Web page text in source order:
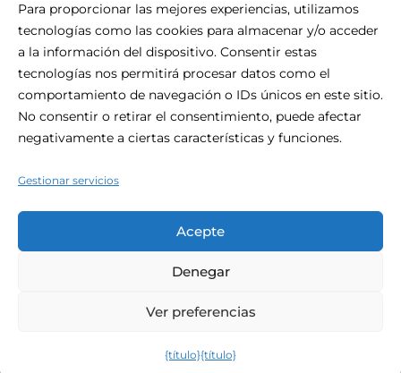
Para proporcionar las mejores experiencias, utilizamos
tecnologías como las cookies para almacenar y/o acceder
a la información del dispositivo. Consentir estas
tecnologías nos permitirá procesar datos como el
comportamiento de navegación o IDs únicos en este sitio.
No consentir o retirar el consentimiento, puede afectar
negativamente a ciertas características y funciones.
Gestionar servicios
Acepte
Denegar
Ver preferencias
{título}{título}
Acerca De Be.HOTEL
Situado en el corazón de San Julián, be.HOTEL es la
definición de la comodidad urbana moderna. Este céntrico
hotel de 4 estrellas es el lugar perfecto para su visita a
vida nocturna a la puerta.
DESARROLLADO POR